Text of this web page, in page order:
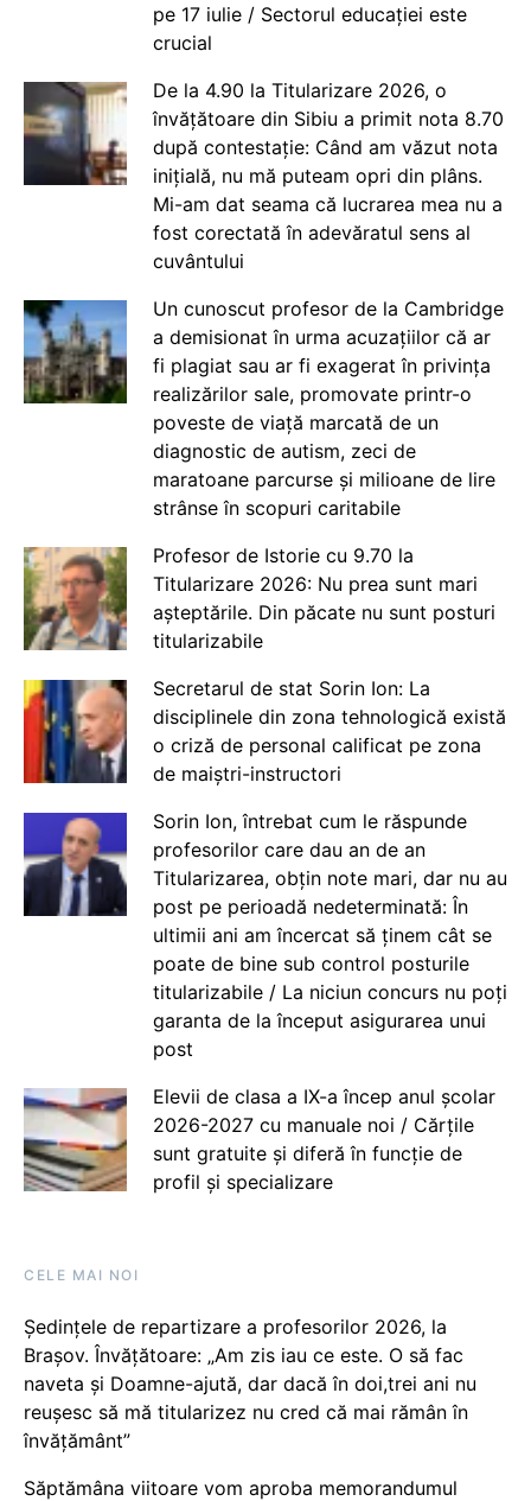
pe 17 iulie / Sectorul educației este
crucial
De la 4.90 la Titularizare 2026, o
învățătoare din Sibiu a primit nota 8.70
după contestație: Când am văzut nota
inițială, nu mă puteam opri din plâns.
Mi-am dat seama că lucrarea mea nu a
fost corectată în adevăratul sens al
cuvântului
Un cunoscut profesor de la Cambridge
a demisionat în urma acuzațiilor că ar
fi plagiat sau ar fi exagerat în privința
realizărilor sale, promovate printr-o
poveste de viață marcată de un
diagnostic de autism, zeci de
maratoane parcurse și milioane de lire
strânse în scopuri caritabile
Profesor de Istorie cu 9.70 la
Titularizare 2026: Nu prea sunt mari
așteptările. Din păcate nu sunt posturi
titularizabile
Secretarul de stat Sorin Ion: La
disciplinele din zona tehnologică există
o criză de personal calificat pe zona
de maiștri-instructori
Sorin Ion, întrebat cum le răspunde
profesorilor care dau an de an
Titularizarea, obțin note mari, dar nu au
post pe perioadă nedeterminată: În
ultimii ani am încercat să ținem cât se
poate de bine sub control posturile
titularizabile / La niciun concurs nu poți
garanta de la început asigurarea unui
post
Elevii de clasa a IX-a încep anul școlar
2026-2027 cu manuale noi / Cărțile
sunt gratuite și diferă în funcție de
profil și specializare
CELE MAI NOI
Ședințele de repartizare a profesorilor 2026, la
Brașov. Învățătoare: „Am zis iau ce este. O să fac
naveta și Doamne-ajută, dar dacă în doi,trei ani nu
reușesc să mă titularizez nu cred că mai rămân în
învățământ”
Săptămâna viitoare vom aproba memorandumul